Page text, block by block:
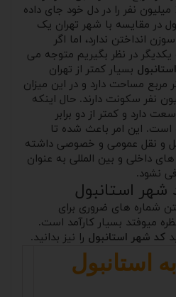
سال 2023 جمعیتی بالغ بر 15 میلیون نفر را در دل خود جای داده
در مقایسه با شهر تهران یک
انداختن ندارد، اما اگر
در نظر بگیریم متوجه می
بسیار کمتر از تهران
تقریبا 700 کیلومتر مربع مساحت دارد و در این میزان
چیزی در حدود 9 میلیون نفر سکونت دارند. حال اینکه
تهران وسعت دارد و کمتر از دو برابر
است. این امر باعث شده تا
و نقل عمومی و خصوصی داشته
داخلی و بین المللی به عنوان
نشود.
شهر استانبول
شماره های ضروری برای
میوفتد بسیار کارآمد است.
کد شهر استانبول را نیز بدانید.
استانبول